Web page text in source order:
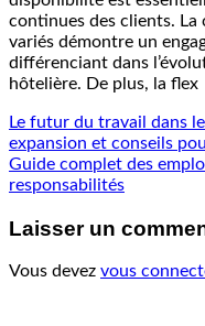
continues des clients. La
variés démontre un
différenciant dans
hôtelière. De plus, la flex
Le futur du travail dans
expansion et conseils
Guide complet des
responsabilités
Laisser un
Vous devez vous